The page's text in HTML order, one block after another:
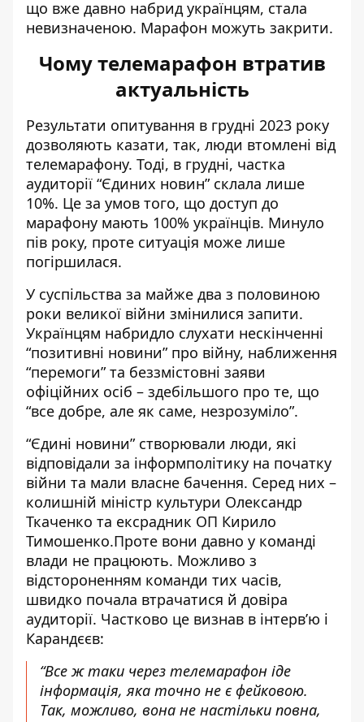
що вже давно набрид українцям, стала
невизначеною. Марафон можуть закрити.
Чому телемарафон втратив
актуальність
Результати опитування в грудні 2023 року
дозволяють казати, так, люди втомлені від
телемарафону. Тоді, в грудні, частка
аудиторії “Єдиних новин” склала лише
10%. Це за умов того, що доступ до
марафону мають 100% українців. Минуло
пів року, проте ситуація може лише
погіршилася.
У суспільства за майже два з половиною
роки великої війни змінилися запити.
Українцям набридло слухати нескінченні
“позитивні новини” про війну, наближення
“перемоги” та беззмістовні заяви
офіційних осіб – здебільшого про те, що
“все добре, але як саме, незрозуміло”.
“Єдині новини” створювали люди, які
відповідали за інформполітику на початку
війни та мали власне бачення. Серед них –
колишній міністр культури Олександр
Ткаченко та ексрадник ОП Кирило
Тимошенко.Проте вони давно у команді
влади не працюють. Можливо з
відстороненням команди тих часів,
швидко почала втрачатися й довіра
аудиторії. Частково це визнав в інтерв’ю і
Карандєєв:
“Все ж таки через телемарафон іде
інформація, яка точно не є фейковою.
Так, можливо, вона не настільки повна,